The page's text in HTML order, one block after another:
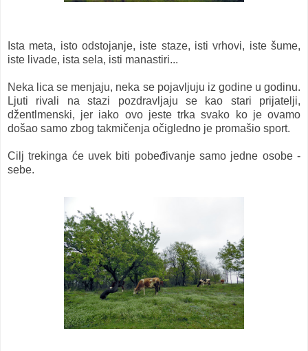
Ista meta, isto odstojanje, iste staze, isti vrhovi, iste šume,
iste livade, ista sela, isti manastiri...
Neka lica se menjaju, neka se pojavljuju iz godine u godinu.
Ljuti rivali na stazi pozdravljaju se kao stari prijatelji,
džentlmenski, jer iako ovo jeste trka svako ko je ovamo
došao samo zbog takmičenja očigledno je promašio sport.
Cilj trekinga će uvek biti pobeđivanje samo jedne osobe -
sebe.